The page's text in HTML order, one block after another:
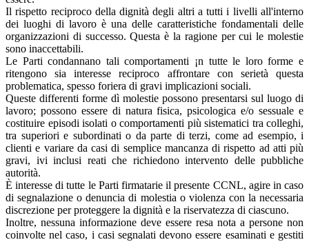
Il rispetto reciproco della dignità degli altri a tutti i livelli all'interno
dei luoghi di lavoro è una delle caratteristiche fondamentali delle
organizzazioni di successo. Questa è la ragione per cui le molestie
sono inaccettabili.
Le Parti condannano tali comportamenti ¡n tutte le loro forme e
ritengono sia interesse reciproco affrontare con serietà questa
problematica, spesso foriera di gravi implicazioni sociali.
Queste differenti forme dì molestie possono presentarsi sul luogo di
lavoro; possono essere di natura fisica, psicologica e/o sessuale e
costituire episodi isolati o comportamenti più sistematici tra colleghi,
tra superiori e subordinati o da parte di terzi, come ad esempio, i
clienti e variare da casi di semplice mancanza di rispetto ad atti più
gravi, ivi inclusi reati che richiedono intervento delle pubbliche
autorità.
È interesse di tutte le Parti firmatarie il presente CCNL, agire in caso
di segnalazione o denuncia di molestia o violenza con la necessaria
discrezione per proteggere la dignità e la riservatezza di ciascuno.
Inoltre, nessuna informazione deve essere resa nota a persone non
coinvolte nel caso, i casi segnalati devono essere esaminati e gestiti